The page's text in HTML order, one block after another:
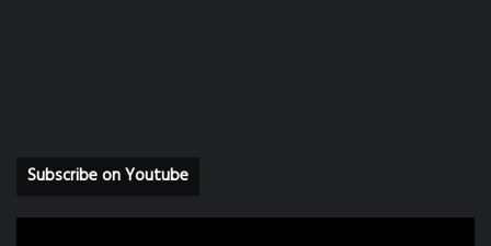
Subscribe on Youtube